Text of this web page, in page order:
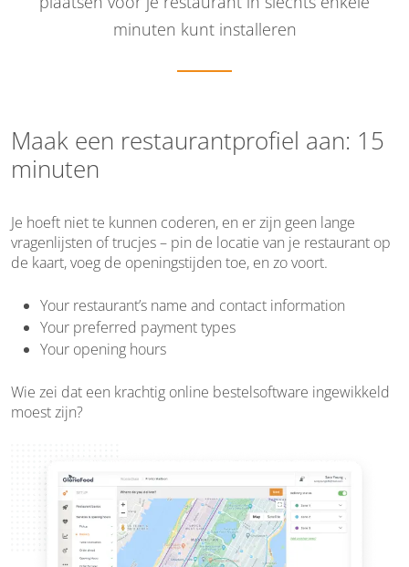
minuten kunt installeren
Maak een restaurantprofiel aan: 15
minuten
Je hoeft niet te kunnen coderen, en er zijn geen lange
vragenlijsten of trucjes – pin de locatie van je restaurant op
de kaart, voeg de openingstijden toe, en zo voort.
Your restaurant’s name and contact information
Your preferred payment types
Your opening hours
Wie zei dat een krachtig online bestelsoftware ingewikkeld
moest zijn?